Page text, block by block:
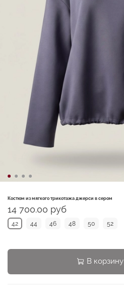
Костюм из мягкого трикотажа джерси в сером
14 700.00 руб
42 44 46 48 50 52
В корзину